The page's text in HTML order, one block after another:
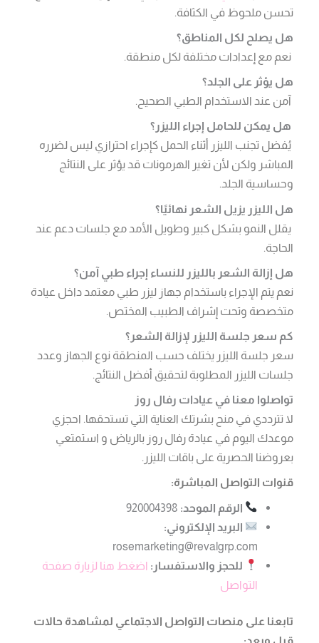
تحسن ملحوظ في الكثافة.
هل يصلح لكل المناطق؟
نعم مع إعدادات مختلفة لكل منطقة.
هل يؤثر على الجلد؟
آمن عند الاستخدام الطبي الصحيح.
هل يمكن للحامل إجراء الليزر؟
يُفضل تجنب الليزر أثناء الحمل كإجراء احترازي ليس لضرره
المباشر ولكن لأن تغير الهرمونات قد يؤثر على النتائج
وحساسية الجلد.
هل الليزر يزيل الشعر نهائيًا؟
يقلل النمو بشكل كبير وطويل الأمد مع جلسات دعم عند
الحاجة.
هل إزالة الشعر بالليزر للنساء إجراء طبي آمن؟
نعم يتم الإجراء باستخدام جهاز ليزر طبي معتمد داخل عيادة
متخصصة وتحت إشراف الطبيب المختص.
كم سعر جلسة الليزر لإزالة الشعر؟
سعر جلسة الليزر يختلف حسب المنطقة نوع الجهاز وعدد
جلسات الليزر المطلوبة لتحقيق أفضل النتائج.
تواصلوا معنا في عيادات رفال روز
لا تترددي في منح بشرتك العناية التي تستحقها. احجزي
موعدك اليوم في عيادة رفال روز بالرياض و استمتعي
بعروضنا الحصرية على باقات الليزر.
قنوات التواصل المباشرة:
الرقم الموحد:
البريد الإلكتروني:
rosemarketing@revalgrp.com
للحجز والاستفسار: اضغط هنا لزيارة صفحة
التواصل
تابعنا على منصات التواصل الاجتماعي لمشاهدة حالات
قبل وبعد: